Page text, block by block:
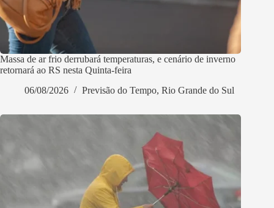
Massa de ar frio derrubará temperaturas, e cenário de inverno
retornará ao RS nesta Quinta-feira
06/08/2026
Previsão do Tempo, Rio Grande do Sul